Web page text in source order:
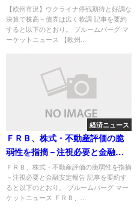
広く軟調
【欧州市況】ウクライナ停戦期待と好調な
決算で株高－債券は広く軟調 記事を要約
すると以下のとおり。 ブルームバーグ マ
ーケットニュース 【欧州...
経済ニュース
ＦＲＢ、株式・不動産評価の脆
弱性を指摘－注視必要と金融安
定報告
ＦＲＢ、株式・不動産評価の脆弱性を指摘
－注視必要と金融安定報告 記事を要約す
ると以下のとおり。 ブルームバーグ マー
ケットニュース ＦＲＢ、...